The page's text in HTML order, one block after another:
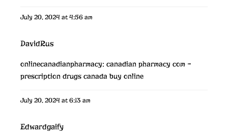
July 20, 2024 at 4:56 am
DavidRus
onlinecanadianpharmacy: canadian pharmacy com –
prescription drugs canada buy online
July 20, 2024 at 6:13 am
Edwardgaify